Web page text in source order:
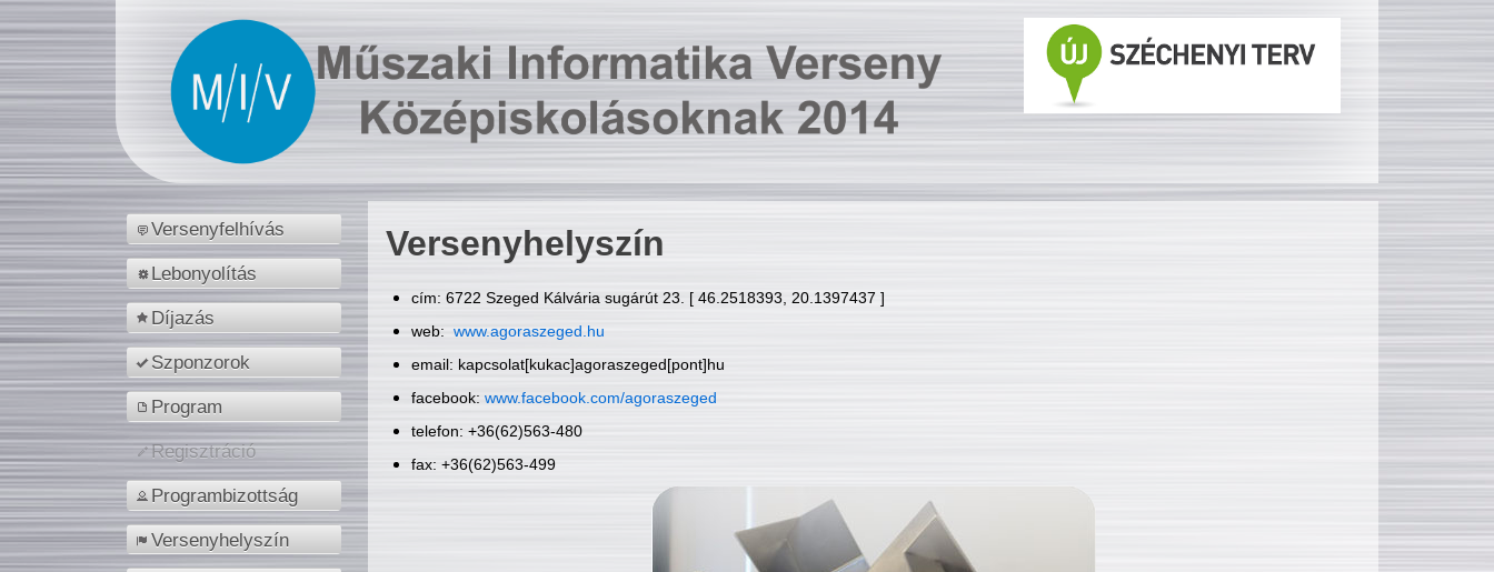
Versenyfelhívás
Lebonyolítás
Díjazás
Szponzorok
Program
Regisztráció
Programbizottság
Versenyhelyszín
Versenyhelyszín
cím: 6722 Szeged Kálvária sugárút 23. [ 46.2518393, 20.1397437 ]
web: www.agoraszeged.hu
email: kapcsolat[kukac]agoraszeged[pont]hu
facebook: www.facebook.com/agoraszeged
telefon: +36(62)563-480
fax: +36(62)563-499